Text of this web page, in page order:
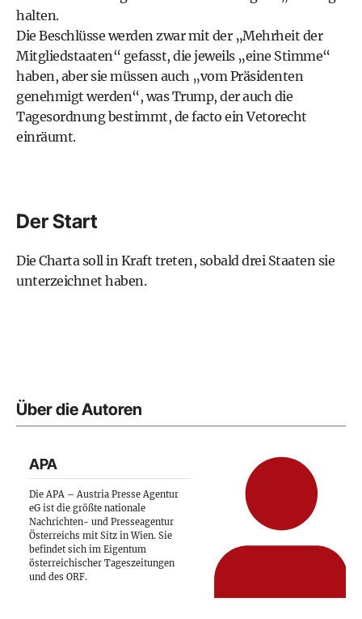
halten.
Die Beschlüsse werden zwar mit der „Mehrheit der
Mitgliedstaaten“ gefasst, die jeweils „eine Stimme“
haben, aber sie müssen auch „vom Präsidenten
genehmigt werden“, was Trump, der auch die
Tagesordnung bestimmt, de facto ein Vetorecht
einräumt.
Der Start
Die Charta soll in Kraft treten, sobald drei Staaten sie
unterzeichnet haben.
Über die Autoren
APA
Die APA – Austria Presse Agentur
eG ist die größte nationale
Nachrichten- und Presseagentur
Österreichs mit Sitz in Wien. Sie
befindet sich im Eigentum
österreichischer Tageszeitungen
und des ORF.